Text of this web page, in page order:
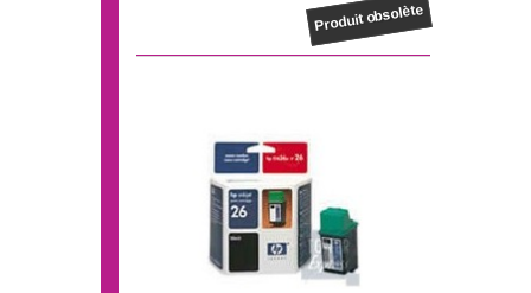
Produit obsolète